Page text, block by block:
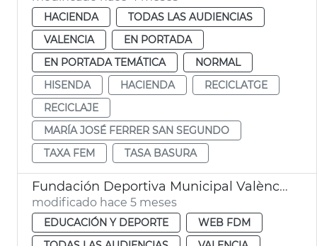
HACIENDA
TODAS LAS AUDIENCIAS
VALENCIA
EN PORTADA
EN PORTADA TEMÁTICA
NORMAL
HISENDA
HACIENDA
RECICLATGE
RECICLAJE
MARÍA JOSÉ FERRER SAN SEGUNDO
TAXA FEM
TASA BASURA
Fundación Deportiva Municipal València participa en recogida tapones para reciclaje
modificado hace 5 meses
EDUCACIÓN Y DEPORTE
WEB FDM